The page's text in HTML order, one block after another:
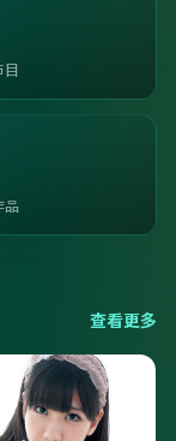
目
品
查看更多